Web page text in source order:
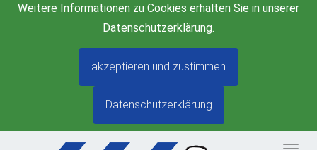
Weitere Informationen zu Cookies erhalten Sie in unserer
Datenschutzerklärung.
akzeptieren und zustimmen
Datenschutzerklärung